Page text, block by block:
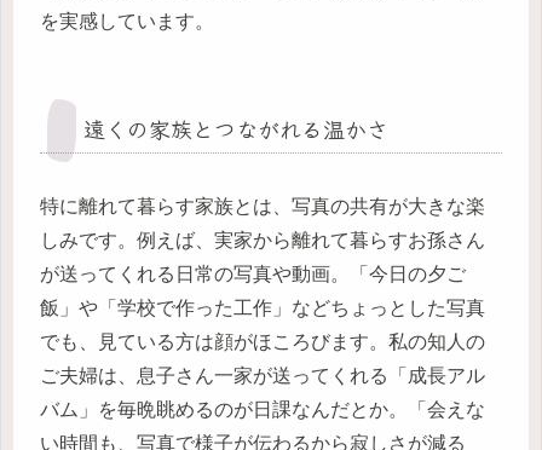
を実感しています。
遠くの家族とつながれる温かさ
特に離れて暮らす家族とは、写真の共有が大きな楽
しみです。例えば、実家から離れて暮らすお孫さん
が送ってくれる日常の写真や動画。「今日の夕ご
飯」や「学校で作った工作」などちょっとした写真
でも、見ている方は顔がほころびます。私の知人の
ご夫婦は、息子さん一家が送ってくれる「成長アル
バム」を毎晩眺めるのが日課なんだとか。「会えな
い時間も、写真で様子が伝わるから寂しさが減る